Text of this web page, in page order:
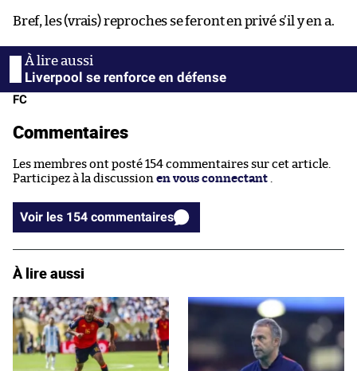
Bref, les (vrais) reproches se feront en privé s’il y en a.
Liverpool se renforce en défense
FC
Commentaires
Les membres ont posté 154 commentaires sur cet article.
Participez à la discussion en vous connectant
Voir les 154 commentaires
À lire aussi